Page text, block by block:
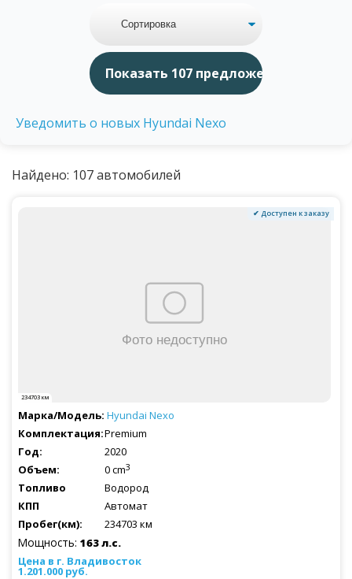
Уведомить о новых Hyundai Nexo
Найдено: 107 автомобилей
✔ Доступен к заказу
234703 км
Hyundai Nexo
Premium
2020
0 cm3
Водород
Автомат
234703 км
Мощность: 163 л.с.
1.201.000 руб.